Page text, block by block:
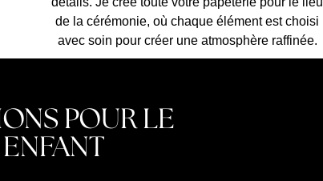
de la cérémonie, où chaque élément est choisi
avec soin pour créer une atmosphère raffinée.
POUR LE